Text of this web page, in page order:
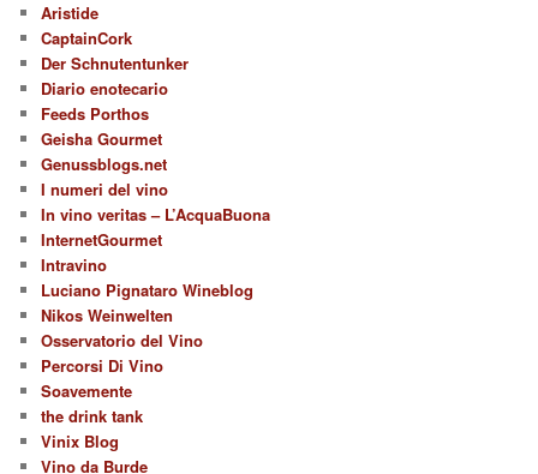
Aristide
CaptainCork
Der Schnutentunker
Diario enotecario
Feeds Porthos
Geisha Gourmet
Genussblogs.net
I numeri del vino
In vino veritas – L’AcquaBuona
InternetGourmet
Intravino
Luciano Pignataro Wineblog
Nikos Weinwelten
Osservatorio del Vino
Percorsi Di Vino
Soavemente
the drink tank
Vinix Blog
Vino da Burde